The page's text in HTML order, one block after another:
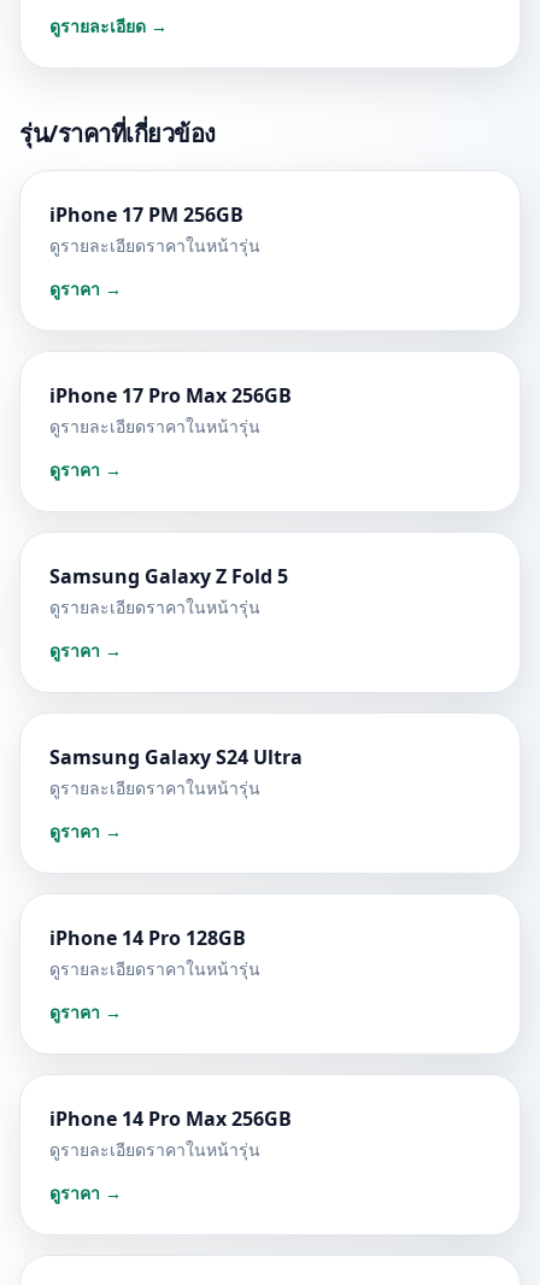
ดูรายละเอียด →
รุ่น/ราคาที่เกี่ยวข้อง
iPhone 17 PM 256GB
ดูรายละเอียดราคาในหน้ารุ่น
ดูราคา →
iPhone 17 Pro Max 256GB
ดูรายละเอียดราคาในหน้ารุ่น
ดูราคา →
Samsung Galaxy Z Fold 5
ดูรายละเอียดราคาในหน้ารุ่น
ดูราคา →
Samsung Galaxy S24 Ultra
ดูรายละเอียดราคาในหน้ารุ่น
ดูราคา →
iPhone 14 Pro 128GB
ดูรายละเอียดราคาในหน้ารุ่น
ดูราคา →
iPhone 14 Pro Max 256GB
ดูรายละเอียดราคาในหน้ารุ่น
ดูราคา →